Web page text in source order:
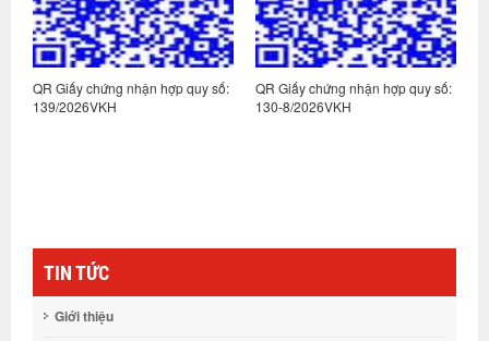
QR Giấy chứng nhận hợp quy số:
139/2026VKH
QR Giấy chứng nhận hợp quy số:
130-8/2026VKH
TIN TỨC
Giới thiệu